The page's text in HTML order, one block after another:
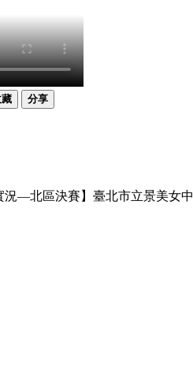
分享
況—北區決賽】臺北市立景美女中